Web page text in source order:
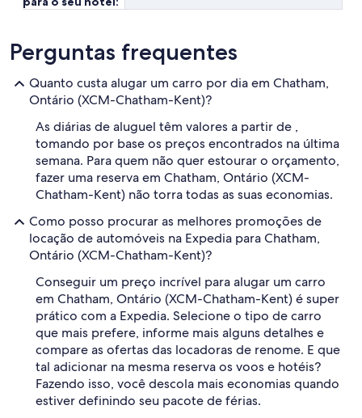
Perguntas frequentes
Quanto custa alugar um carro por dia em Chatham,
Ontário (XCM-Chatham-Kent)?
As diárias de aluguel têm valores a partir de ,
tomando por base os preços encontrados na última
semana. Para quem não quer estourar o orçamento,
fazer uma reserva em Chatham, Ontário (XCM-
Chatham-Kent) não torra todas as suas economias.
Como posso procurar as melhores promoções de
locação de automóveis na Expedia para Chatham,
Ontário (XCM-Chatham-Kent)?
Conseguir um preço incrível para alugar um carro
em Chatham, Ontário (XCM-Chatham-Kent) é super
prático com a Expedia. Selecione o tipo de carro
que mais prefere, informe mais alguns detalhes e
compare as ofertas das locadoras de renome. E que
tal adicionar na mesma reserva os voos e hotéis?
Fazendo isso, você descola mais economias quando
estiver definindo seu pacote de férias.